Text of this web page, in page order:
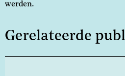
werden.
Gerelateerde